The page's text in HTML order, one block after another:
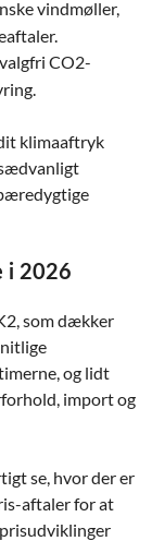
vindmøller,
CO2-
klimaaftryk
i 2026
som dækker
og lidt
import og
se, hvor der er
aftaler for at